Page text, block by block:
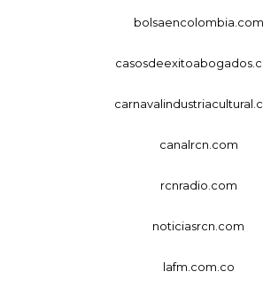
bolsaencolombia.com
canalrcn.com
rcnradio.com
noticiasrcn.com
lafm.com.co